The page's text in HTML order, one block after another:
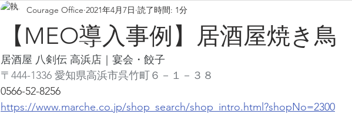
【MEO導入事例】居酒屋焼き鳥
Courage Office 2021年4月7日 読了時間: 1分
居酒屋 八剣伝 高浜店｜宴会・餃子
〒444-1336 愛知県高浜市呉竹町６－１－３８
0566-52-8256
https://www.marche.co.jp/shop_search/shop_intro.html?shopNo=2300